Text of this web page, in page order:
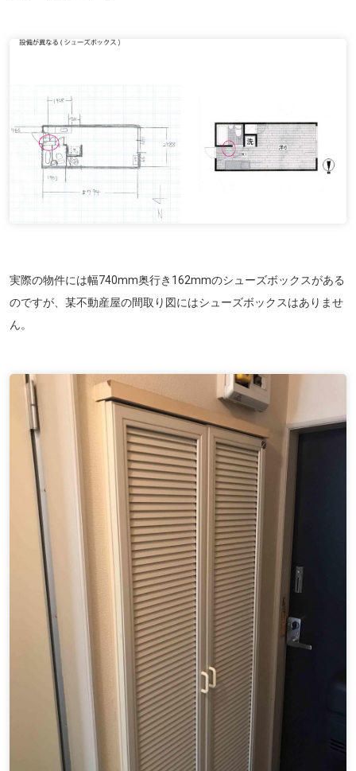
実際の物件には幅740mm奥行き162mmのシューズボックスがある
のですが、某不動産屋の間取り図にはシューズボックスはありませ
ん。